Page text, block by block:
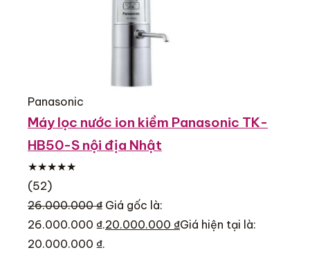
Panasonic
Máy lọc nước ion kiềm Panasonic TK-
HB50-S nội địa Nhật
★★★★★
(52)
26.000.000 ₫ Giá gốc là:
26.000.000 ₫.20.000.000 ₫Giá hiện tại là:
20.000.000 ₫.